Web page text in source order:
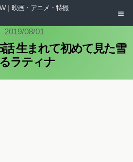
｜映画・アニメ・特撮
2019/08/01
話 生まれて初めて見た雪
ラティナ